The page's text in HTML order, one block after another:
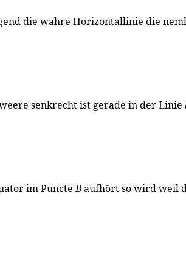
die wahre Horizontallinie die
senkrecht ist gerade in der Linie
im PuncteBaufhört so wird weil